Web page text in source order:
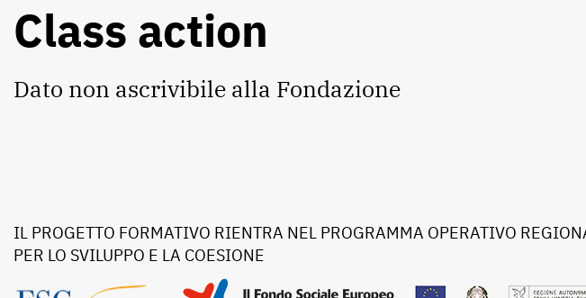
Class action
Dato non ascrivibile alla Fondazione
IL PROGETTO FORMATIVO RIENTRA NEL PROGRAMMA OPERATIVO
PER LO SVILUPPO E LA COESIONE